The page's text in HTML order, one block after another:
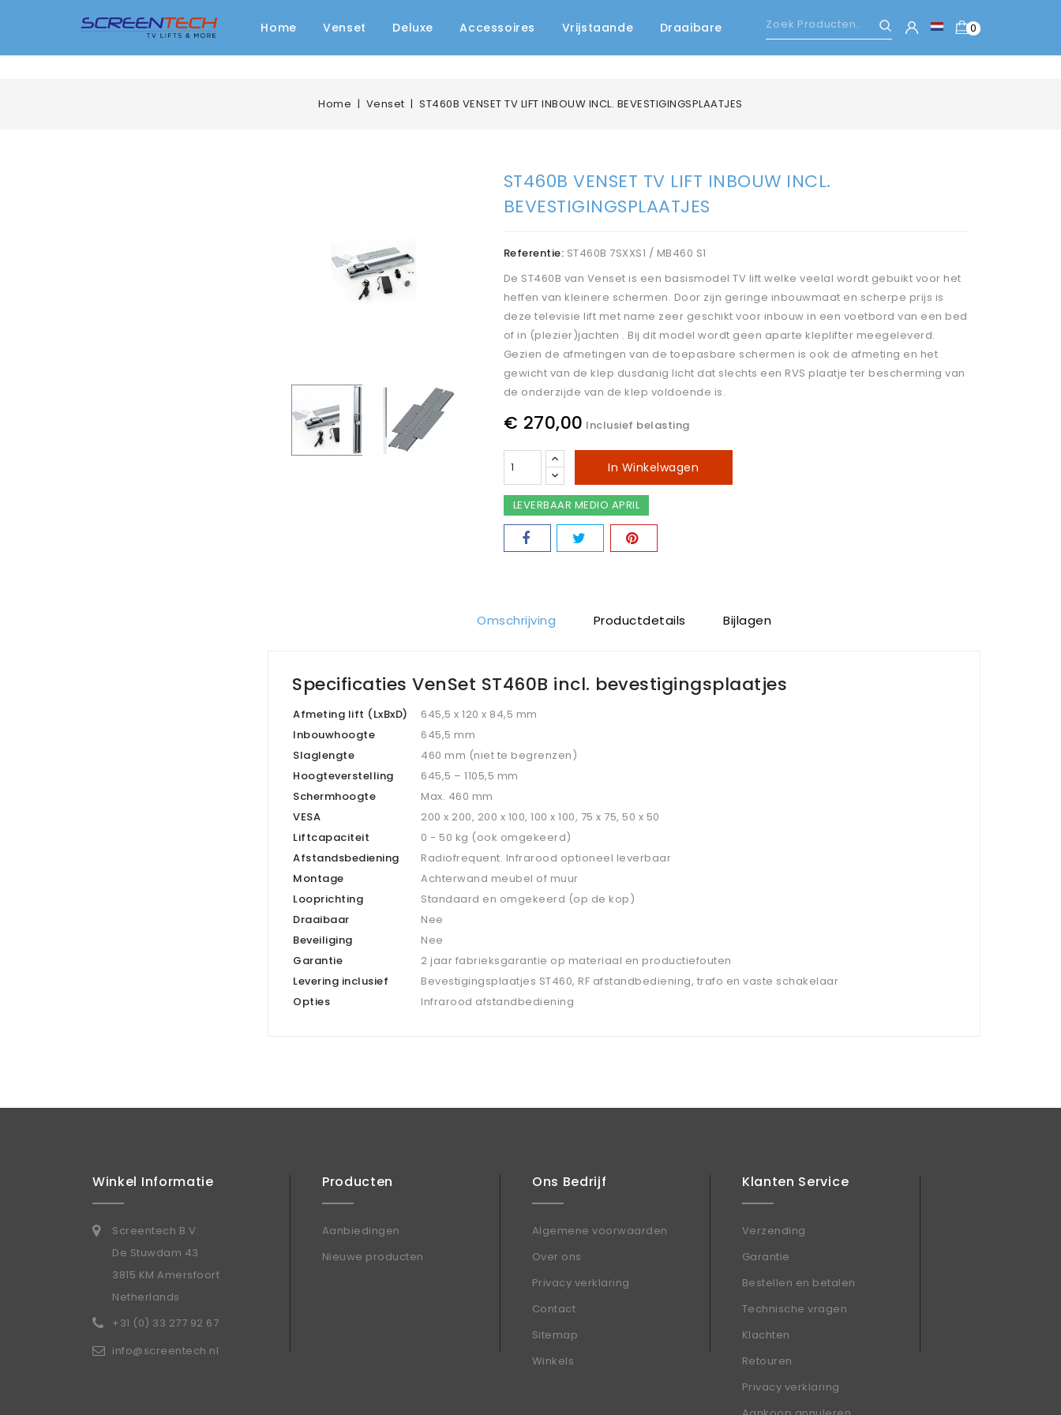
0
Home Venset Deluxe Accessoires Vrijstaande Draaibare
Home Venset ST460B VENSET TV LIFT INBOUW INCL. BEVESTIGINGSPLAATJES
ST460B VENSET TV LIFT INBOUW INCL.
BEVESTIGINGSPLAATJES
Referentie: ST460B 7SXXS1 / MB460 S1
De ST460B van Venset is een basismodel TV lift welke veelal wordt gebuikt voor het
heffen van kleinere schermen. Door zijn geringe inbouwmaat en scherpe prijs is
deze televisie lift met name zeer geschikt voor inbouw in een voetbord van een bed
of in (plezier)jachten . Bij dit model wordt geen aparte kleplifter meegeleverd.
Gezien de afmetingen van de toepasbare schermen is ook de afmeting en het
gewicht van de klep dusdanig licht dat slechts een RVS plaatje ter bescherming van
de onderzijde van de klep voldoende is.
€ 270,00 Inclusief belasting
In Winkelwagen
LEVERBAAR MEDIO APRIL
Omschrijving Productdetails Bijlagen
Specificaties VenSet ST460B incl. bevestigingsplaatjes
Afmeting lift (LxBxD)
645,5 x 120 x 84,5 mm
Inbouwhoogte
645,5 mm
Slaglengte
460 mm (niet te begrenzen)
Hoogteverstelling
645,5 – 1105,5 mm
Schermhoogte
Max. 460 mm
VESA
200 x 200, 200 x 100, 100 x 100, 75 x 75, 50 x 50
Liftcapaciteit
0 - 50 kg (ook omgekeerd)
Afstandsbediening
Radiofrequent. Infrarood optioneel leverbaar
Montage
Achterwand meubel of muur
Looprichting
Standaard en omgekeerd (op de kop)
Draaibaar
Nee
Beveiliging
Nee
Garantie
2 jaar fabrieksgarantie op materiaal en productiefouten
Levering inclusief
Bevestigingsplaatjes ST460, RF afstandbediening, trafo en vaste schakelaar
Opties
Infrarood afstandbediening
Winkel Informatie
Screentech B.V.
De Stuwdam 43
3815 KM Amersfoort
Netherlands
+31 (0) 33 277 92 67
info@screentech.nl
Producten
Aanbiedingen
Nieuwe producten
Ons Bedrijf
Algemene voorwaarden
Over ons
Privacy verklaring
Contact
Sitemap
Winkels
Klanten Service
Verzending
Garantie
Bestellen en betalen
Technische vragen
Klachten
Retouren
Privacy verklaring